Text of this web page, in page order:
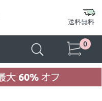
送料無料
0